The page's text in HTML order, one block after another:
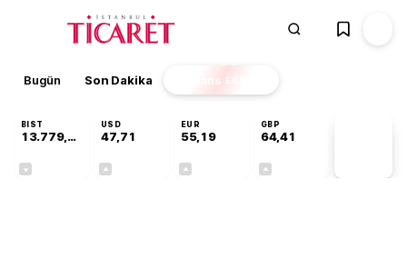
Bugün Son Dakika Finans EKSTRA
BIST
13.779,39
USD
47,71
EUR
55,19
GBP
64,41